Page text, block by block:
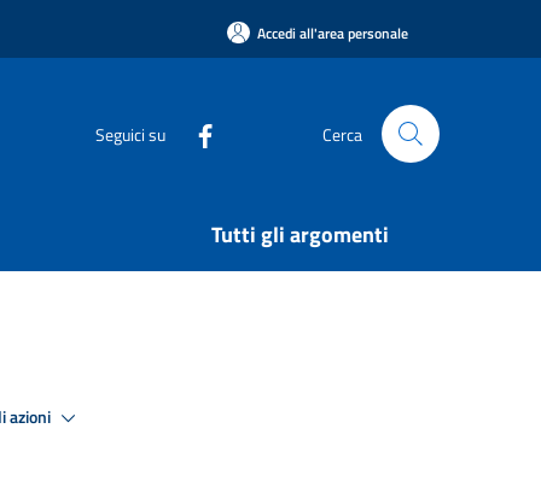
Accedi all'area personale
Seguici su Cerca
Tutti gli argomenti
azioni